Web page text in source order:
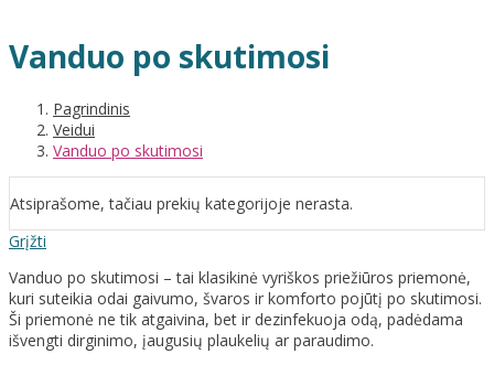
Vanduo po skutimosi
Pagrindinis
Veidui
Vanduo po skutimosi
Atsiprašome, tačiau prekių kategorijoje nerasta.
Grįžti
Vanduo po skutimosi – tai klasikinė vyriškos priežiūros priemonė,
kuri suteikia odai gaivumo, švaros ir komforto pojūtį po skutimosi.
Ši priemonė ne tik atgaivina, bet ir dezinfekuoja odą, padėdama
išvengti dirginimo, įaugusių plaukelių ar paraudimo.